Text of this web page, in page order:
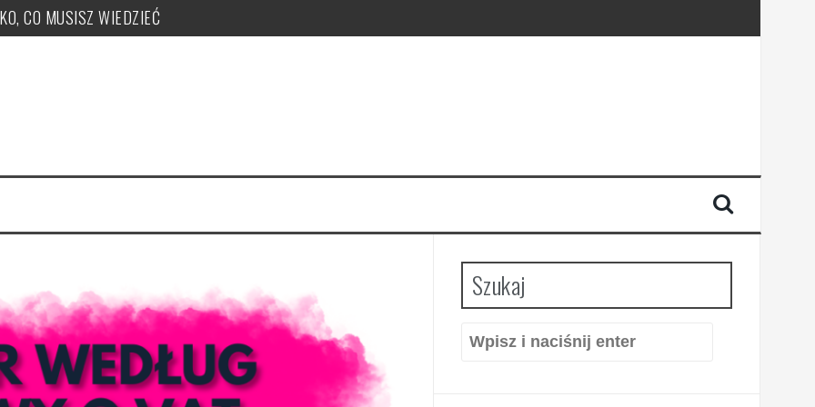
CO MUSISZ WIEDZIEĆ
musisz wiedzieć! PUŁAPKI!
jak je nadawać?
ryczałt w tym roku?
Szukaj
Szukaj: